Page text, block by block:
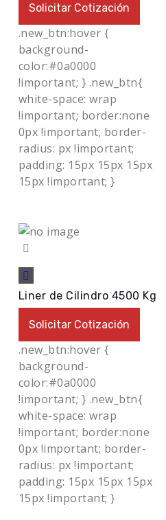
Solicitar Cotización
.new_btn:hover {
background-
color:#0a0000
!important; } .new_btn{
white-space: wrap
!important; border:none
0px !important; border-
radius: px !important;
padding: 15px 15px 15px
15px !important; }
Liner de Cilindro 4500 Kg
Solicitar Cotización
.new_btn:hover {
background-
color:#0a0000
!important; } .new_btn{
white-space: wrap
!important; border:none
0px !important; border-
radius: px !important;
padding: 15px 15px 15px
15px !important; }